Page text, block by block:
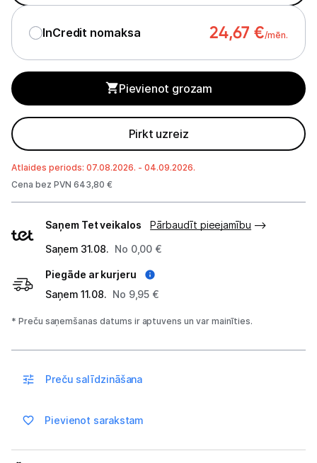
Vēlmju saraksts
Piegāde un apmaksa
Tehnikas izvešana
Uzņēmumiem
Kontakti
InCredit nomaksa 24,67 €/mēn.
Pievienot grozam
Pirkt uzreiz
Atlaides periods: 07.08.2026. - 04.09.2026.
Cena bez PVN 643,80 €
veidi
Saņem Tet veikalos
Pārbaudīt pieejamību
Saņem 31.08. No 0,00 €
Piegāde ar kurjeru
Saņem 11.08. No 9,95 €
* Preču saņemšanas datums ir aptuvens un var mainīties.
Preču salīdzināšana
Pievienot sarakstam